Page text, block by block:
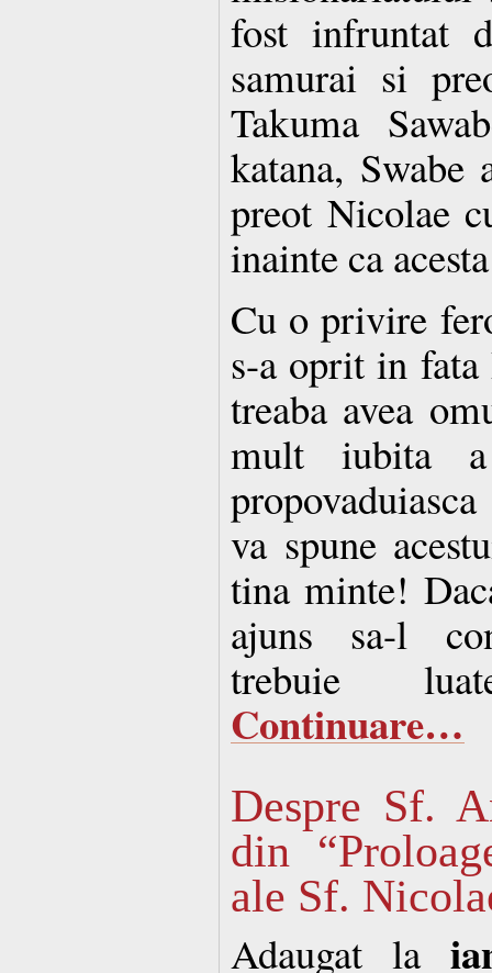
fost infruntat
samurai si
Takuma
katana,
preot Nicolae
inainte ca
Cu o privire
s-a oprit in
treaba avea
mult iubita
va spune
tina minte!
ajuns sa-l
trebuie
Continuare…
Despre Sf.
din
ale Sf.
Adaugat la